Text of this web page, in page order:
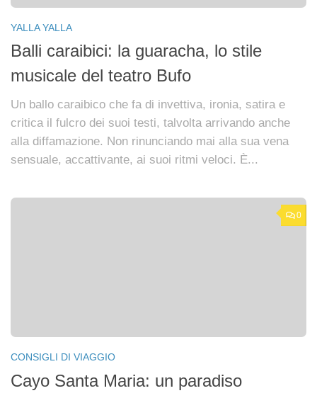
YALLA YALLA
Balli caraibici: la guaracha, lo stile
musicale del teatro Bufo
Un ballo caraibico che fa di invettiva, ironia, satira e
critica il fulcro dei suoi testi, talvolta arrivando anche
alla diffamazione. Non rinunciando mai alla sua vena
sensuale, accattivante, ai suoi ritmi veloci. È...
0
CONSIGLI DI VIAGGIO
Cayo Santa Maria: un paradiso